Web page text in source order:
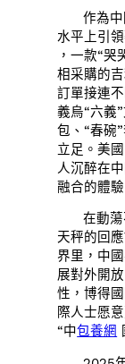
作為
水平上引
，一款“
相采購的
訂單接連
義烏“六義
包、“春碗
立足。美
人沉醉在
融合的體驗
在動
天秤的回
界里，中
展對外開
性，博得
際人士愿
“中包養網